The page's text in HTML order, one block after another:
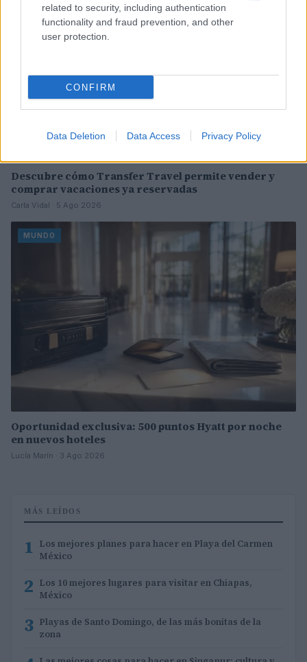
related to security, including authentication
functionality and fraud prevention, and other
user protection.
CONFIRM
Data Deletion Data Access Privacy Policy
Descubre cómo Transfer Travel permite vender y
comprar vacaciones ya reservadas
Carla Vidal · 5 Ago 2026
MUNDO
Oportunidad exclusiva: 500 puntos Hyatt por noche
en nuevos hoteles
Lucía Marín · 3 Ago 2026
MÁS LEÍDOS
1 Los mejores planes para hacer en Playa del Carmen
México
2 Los 10 mejores lugares para visitar en Chiapas,
México
3 Playas de Santo Domingo, de las más bonitas de la
zona